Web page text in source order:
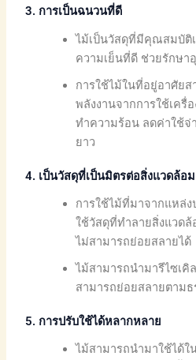
3. การเป็นฉนวนที่ดี
ไม้เป็นวัสดุที่มีคุณสมบัติ
ความเย็นที่ดี ช่วยรักษ
การใช้ไม้ในที่อยู่อาศัย
พลังงานจากการใช้เครื่
ทำความร้อน ลดค่าใช้จ่
ยาว
4. เป็นวัสดุที่เป็นมิตรต่อสิ่งแวดล้อม
การใช้ไม้ที่มาจากแหล่
ใช้วัสดุที่ทำลายสิ่งแวด
ไม่สามารถย่อยสลายได้
ไม้สามารถนำมารีไซเคิ
สามารถย่อยสลายตาม
5. การปรับใช้ได้หลากหลาย
ไม้สามารถนำมาใช้ได้ใ